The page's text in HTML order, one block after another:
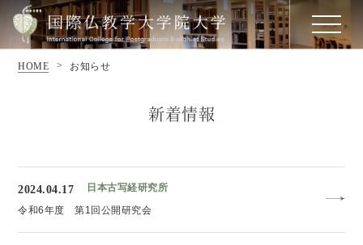
HOME お知らせ
新着情報
2024.04.17
日本古写経研究所
令和6年度 第1回公開研究会